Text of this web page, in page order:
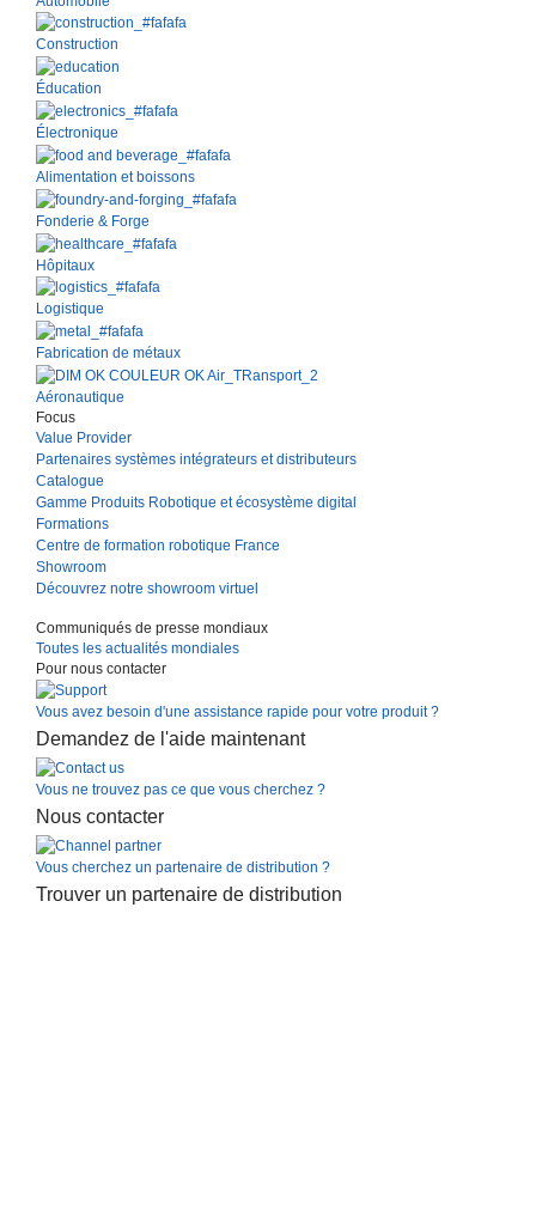
Construction
Éducation
Électronique
Alimentation et boissons
Fonderie & Forge
Hôpitaux
Logistique
Fabrication de métaux
Aéronautique
Focus
Value Provider
Partenaires systèmes intégrateurs et distributeurs
Catalogue
Gamme Produits Robotique et écosystème digital
Formations
Centre de formation robotique France
Showroom
Découvrez notre showroom virtuel
Communiqués de presse mondiaux
Toutes les actualités mondiales
Pour nous contacter
Vous avez besoin d'une assistance rapide pour votre produit ?
Demandez de l'aide maintenant
Vous ne trouvez pas ce que vous cherchez ?
Nous contacter
Vous cherchez un partenaire de distribution ?
Trouver un partenaire de distribution